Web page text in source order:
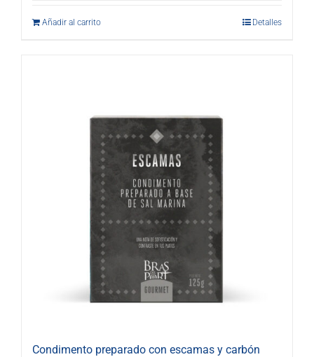
Añadir al carrito Detalles
Condimento preparado con escamas y carbón